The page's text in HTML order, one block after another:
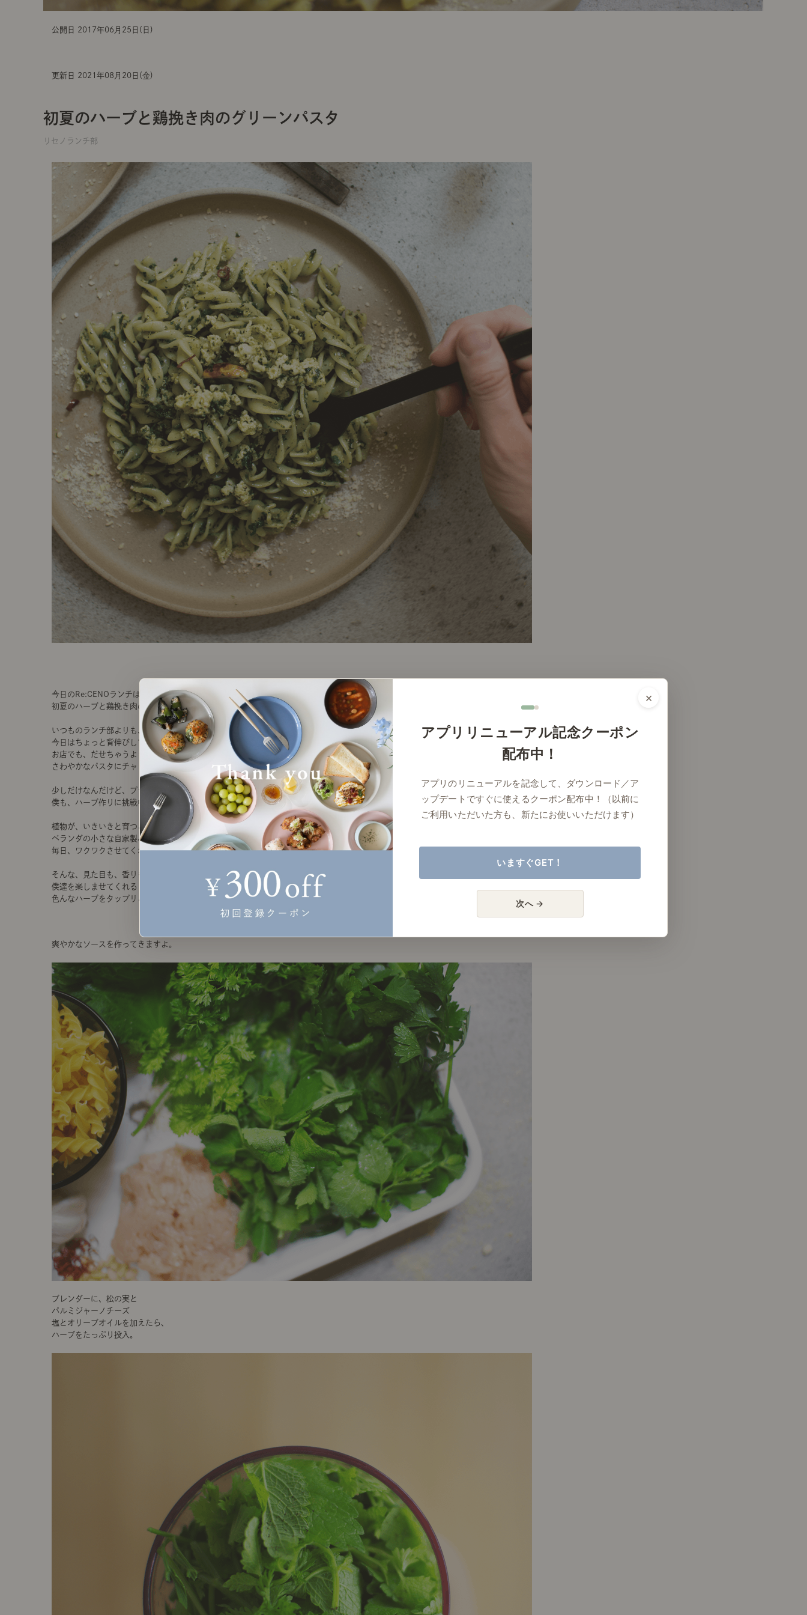
公開日 2017年06月25日(日)
更新日 2021年08月20日(金)
初夏のハーブと鶏挽き肉のグリーンパスタ
リセノランチ部
今日のRe:CENOランチは、
初夏のハーブと鶏挽き肉のグリーンペンネです。
いつものランチ部よりも、
今日はちょっと背伸びして、
お店でも、だせちゃうような
さわやかなパスタにチャレンジ。
少しだけなんだけど、プランターで
僕も、ハーブ作りに挑戦中。
植物が、いきいきと育つこの季節。
ベランダの小さな自家製ハーブ園が
毎日、ワクワクさせてくれています。
そんな、見た目も、香りも、味わいも
僕達を楽しませてくれる
色んなハーブをタップリと使った
爽やかなソースを作ってきますよ。
ブレンダーに、松の実と
パルミジャーノチーズ
塩とオリーブオイルを加えたら、
ハーブをたっぷり投入。
×
アプリリニューアル記念クーポン
配布中！
アプリのリニューアルを記念して、ダウンロード／ア
ップデートですぐに使えるクーポン配布中！（以前に
ご利用いただいた方も、新たにお使いいただけます）
いますぐGET！
次へ →